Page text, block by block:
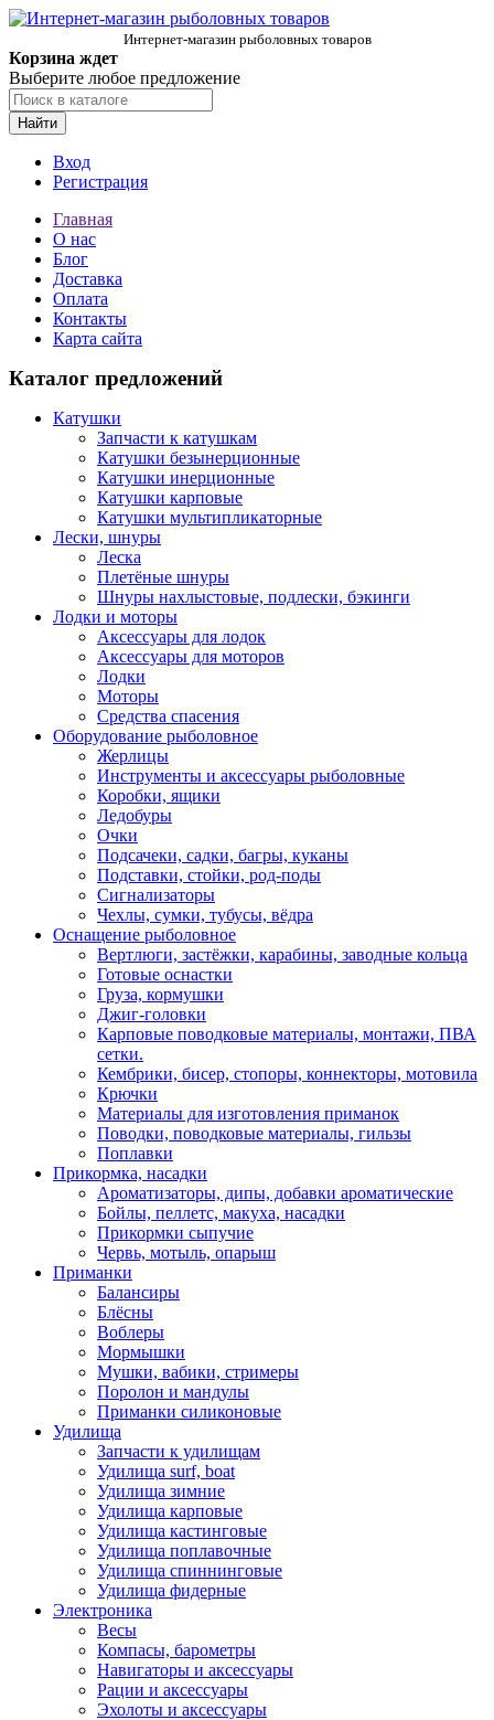
Интернет-магазин рыболовных товаров
Корзина ждет
Выберите любое предложение
Найти
Вход
Регистрация
Главная
О нас
Блог
Доставка
Оплата
Контакты
Карта сайта
Каталог предложений
Катушки
Запчасти к катушкам
Катушки безынерционные
Катушки инерционные
Катушки карповые
Катушки мультипликаторные
Лески, шнуры
Леска
Плетёные шнуры
Шнуры нахлыстовые, подлески, бэкинги
Лодки и моторы
Аксессуары для лодок
Аксессуары для моторов
Лодки
Моторы
Средства спасения
Оборудование рыболовное
Жерлицы
Инструменты и аксессуары рыболовные
Коробки, ящики
Ледобуры
Очки
Подсачеки, садки, багры, куканы
Подставки, стойки, род-поды
Сигнализаторы
Чехлы, сумки, тубусы, вёдра
Оснащение рыболовное
Вертлюги, застёжки, карабины, заводные кольца
Готовые оснастки
Груза, кормушки
Джиг-головки
Карповые поводковые материалы, монтажи, ПВА
сетки.
Кембрики, бисер, стопоры, коннекторы, мотовила
Крючки
Материалы для изготовления приманок
Поводки, поводковые материалы, гильзы
Поплавки
Прикормка, насадки
Ароматизаторы, дипы, добавки ароматические
Бойлы, пеллетс, макуха, насадки
Прикормки сыпучие
Червь, мотыль, опарыш
Приманки
Балансиры
Блёсны
Воблеры
Мормышки
Мушки, вабики, стримеры
Поролон и мандулы
Приманки силиконовые
Удилища
Запчасти к удилищам
Удилища surf, boat
Удилища зимние
Удилища карповые
Удилища кастинговые
Удилища поплавочные
Удилища спиннинговые
Удилища фидерные
Электроника
Весы
Компасы, барометры
Навигаторы и аксессуары
Рации и аксессуары
Эхолоты и аксессуары